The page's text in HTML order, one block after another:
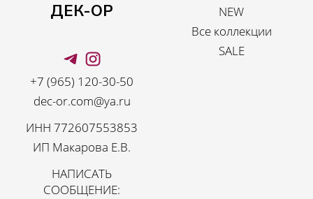
ДЕК-ОР
+7 (965) 120-30-50
dec-or.com@ya.ru
ИНН 772607553853
ИП Макарова Е.В.
НАПИСАТЬ
СООБЩЕНИЕ:
NEW
Все коллекции
SALE